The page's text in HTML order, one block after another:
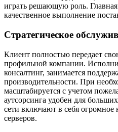
играть решающую роль.
качественное выполнение
Стратегическое
Клиент полностью передает
профильной компании.
консалтинг, занимается
производительности. При
масштабируется с учетом
аутсорсинга удобен для
сети включают в себя огромное
серверов.